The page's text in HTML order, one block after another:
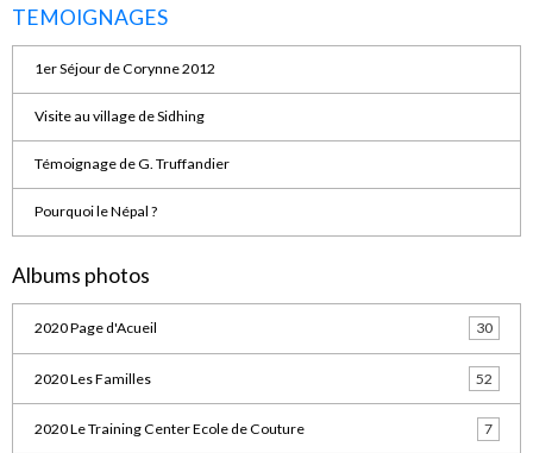
TEMOIGNAGES
1er Séjour de Corynne 2012
Visite au village de Sidhing
Témoignage de G. Truffandier
Pourquoi le Népal ?
Albums photos
2020 Page d'Acueil 30
2020 Les Familles 52
2020 Le Training Center Ecole de Couture 7